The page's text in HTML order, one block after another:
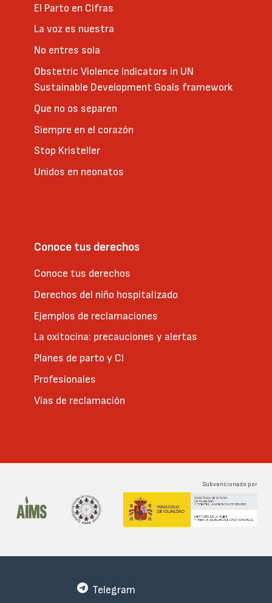
El Parto en Cifras
La voz es nuestra
No entres sola
Obstetric Violence Indicators in UN
Sustainable Development Goals framework
Que no os separen
Siempre en el corazón
Stop Kristeller
Unidos en neonatos
Conoce tus derechos
Conoce tus derechos
Derechos del niño hospitalizado
Ejemplos de reclamaciones
La oxitocina: precauciones y alertas
Planes de parto y CI
Profesionales
Vías de reclamación
Subvencionado por
Telegram